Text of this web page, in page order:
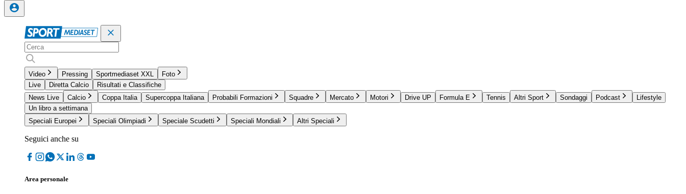
Video Pressing Sportmediaset XXL
Foto
Live
Diretta Calcio
Risultati e Classifiche
News Live
Calcio Coppa Italia Supercoppa Italiana Probabili Formazioni Squadre Mercato Motori Drive UP Formula E Tennis Altri Sport Sondaggi Podcast
Lifestyle
Un libro a settimana
Speciali Europei
Speciali Olimpiadi Speciale Scudetti Speciali Mondiali Altri Speciali
Seguici anche su
Area personale